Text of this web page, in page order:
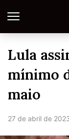
Lula
mínimo
maio
27 de abril de